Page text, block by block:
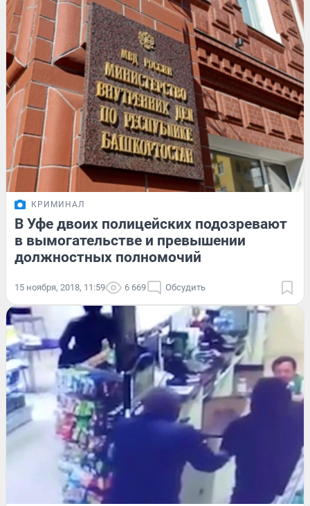
КРИМИНАЛ
В Уфе двоих полицейских подозревают
в вымогательстве и превышении
должностных полномочий
15 ноября, 2018, 11:59 6 669 Обсудить